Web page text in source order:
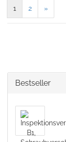
1 2 »
Bestseller